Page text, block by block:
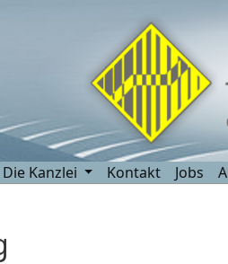
Die Kanzlei Kontakt Jobs